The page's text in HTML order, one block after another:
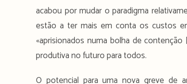
acabou por mudar o paradigma
estão a ter mais em conta os custos
«aprisionados numa bolha de
produtiva no futuro para todos.
O potencial para uma nova greve de